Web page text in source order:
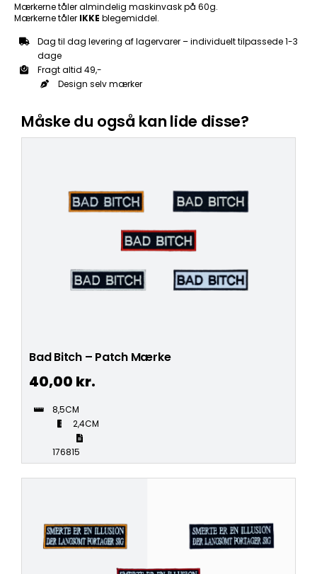
Mærkerne tåler almindelig maskinvask på 60g.
Mærkerne tåler IKKE blegemiddel.
Dag til dag levering af lagervarer – individuelt tilpassede 1-3
dage
Fragt altid 49,-
Design selv mærker
Måske du også kan lide disse?
Bad Bitch – Patch Mærke
40,00 kr.
8,5CM
2,4CM
176815